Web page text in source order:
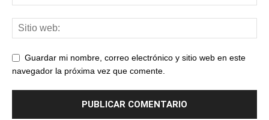
Guardar mi nombre, correo electrónico y sitio web en este
navegador la próxima vez que comente.